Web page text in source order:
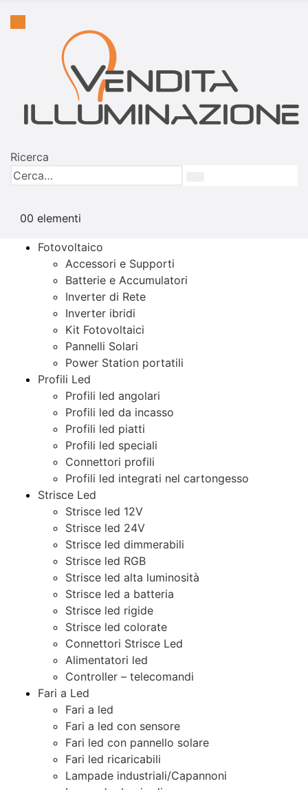
Ricerca
00 elementi
Fotovoltaico
Accessori e Supporti
Batterie e Accumulatori
Inverter di Rete
Inverter ibridi
Kit Fotovoltaici
Pannelli Solari
Power Station portatili
Profili Led
Profili led angolari
Profili led da incasso
Profili led piatti
Profili led speciali
Connettori profili
Profili led integrati nel cartongesso
Strisce Led
Strisce led 12V
Strisce led 24V
Strisce led dimmerabili
Strisce led RGB
Strisce led alta luminosità
Strisce led a batteria
Strisce led rigide
Strisce led colorate
Connettori Strisce Led
Alimentatori led
Controller – telecomandi
Fari a Led
Fari a led
Fari a led con sensore
Fari led con pannello solare
Fari led ricaricabili
Lampade industriali/Capannoni